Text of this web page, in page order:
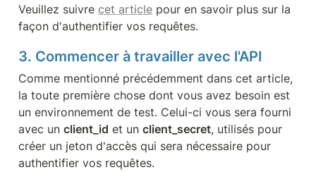
Veuillez suivre cet article pour en savoir plus sur la
façon d'authentifier vos requêtes.
3. Commencer à travailler avec l'API
Comme mentionné précédemment dans cet article,
la toute première chose dont vous avez besoin est
un environnement de test. Celui-ci vous sera fourni
avec un client_id et un client_secret, utilisés pour
créer un jeton d'accès qui sera nécessaire pour
authentifier vos requêtes.